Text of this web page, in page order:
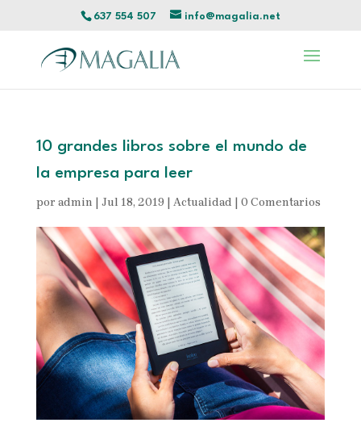
637 554 507 info@magalia.net
10 grandes libros sobre el mundo de
la empresa para leer
por admin | Jul 18, 2019 | Actualidad | 0 Comentarios